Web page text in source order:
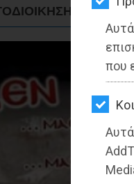
που
- Αρτέμιδα